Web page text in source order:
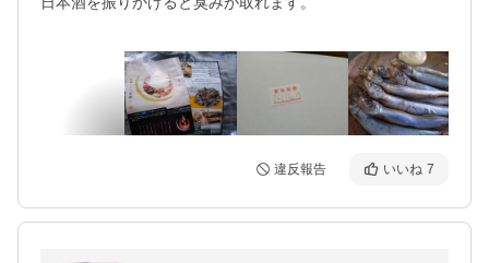
違反報告 いいね 7